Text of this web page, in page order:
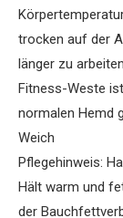
trocken auf der
länger zu
Fitness-Weste
normalen Hemd
Weich
Pflegehinweis:
Hält warm und
der